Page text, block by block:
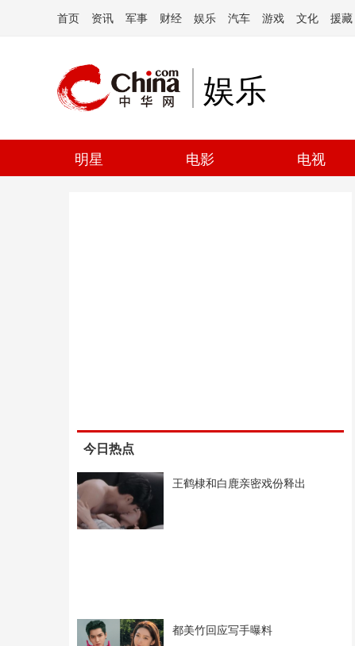
首页 资讯 军事 财经 娱乐 汽车 游戏 文化 援藏
娱乐
明星 电影 电视
今日热点
王鹤棣和白鹿亲密戏份释出
都美竹回应写手曝料